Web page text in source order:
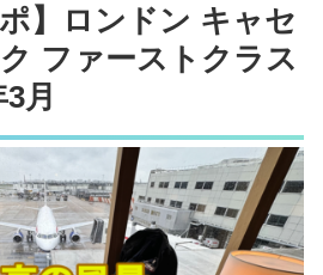
】ロンドン キャセ
ファーストクラス
3月